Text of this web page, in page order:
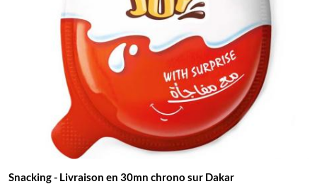
Snacking- Livraison en 30mn chrono sur Dakar